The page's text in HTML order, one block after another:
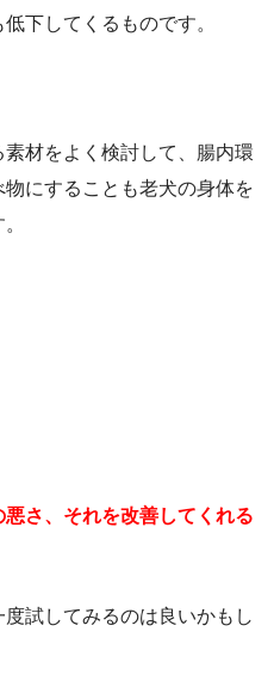
下してくるものです。
材をよく検討して、腸内環
にすることも老犬の身体を
さ、それを改善してくれる
試してみるのは良いかもし